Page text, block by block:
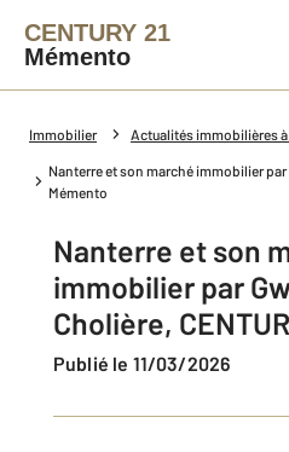
CENTURY 21
Mémento
Immobilier Actualités immobilières à
Nanterre et son marché immobilier par
Mémento
Nanterre et son
immobilier par
Cholière,
Publié le 11/03/2026